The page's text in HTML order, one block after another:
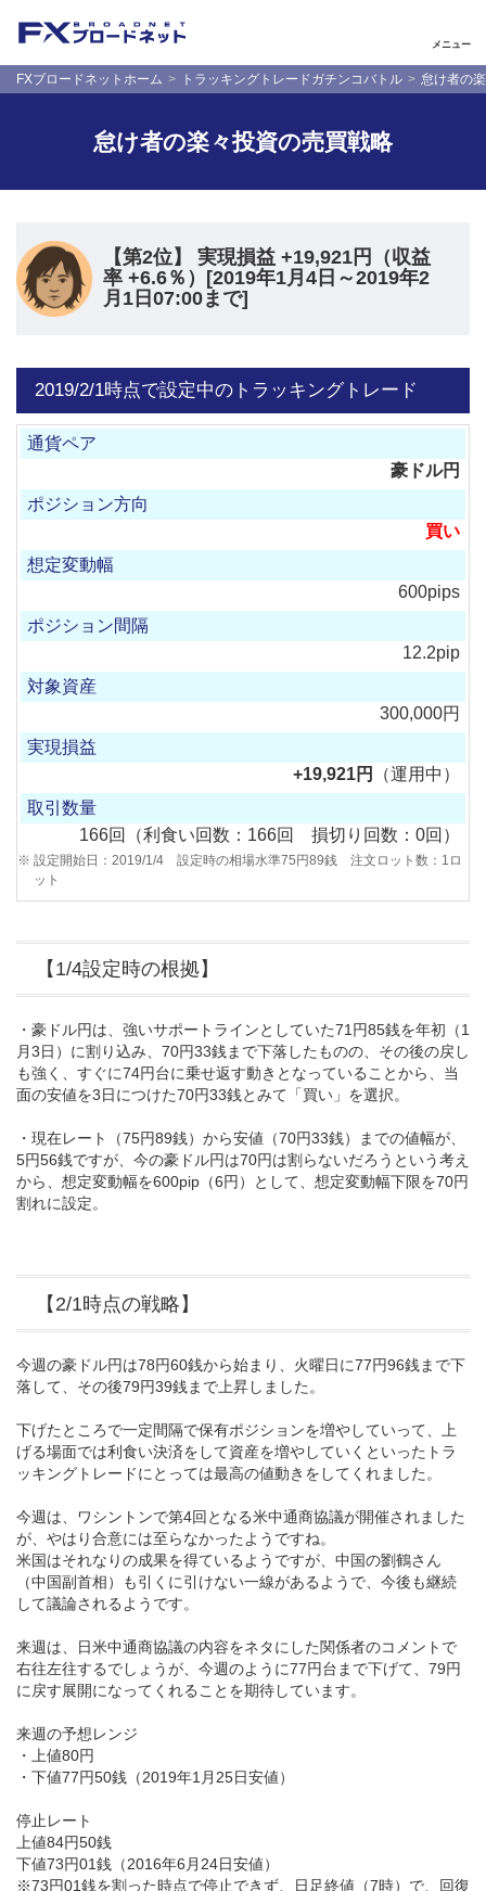
メニュー
FXブロードネットホーム トラッキングトレードガチンコバトル 怠け者の
怠け者の楽々投資の売買戦略
【第2位】 実現損益 +19,921円（収益
率 +6.6％）[2019年1月4日～2019年2
月1日07:00まで]
2019/2/1時点で設定中のトラッキングトレード
豪ドル円
買い
600pips
12.2pip
300,000円
+19,921円 （運用中）
166回（利食い回数：166回 損切り回数：0回）
設定開始日：2019/1/4 設定時の相場水準75円89銭 注文ロット数：1ロ
ット
【1/4設定時の根拠】
・豪ドル円は、強いサポートラインとしていた71円85銭を年初（1
月3日）に割り込み、70円33銭まで下落したものの、その後の戻し
も強く、すぐに74円台に乗せ返す動きとなっていることから、当
面の安値を3日につけた70円33銭とみて「買い」を選択。
・現在レート（75円89銭）から安値（70円33銭）までの値幅が、
5円56銭ですが、今の豪ドル円は70円は割らないだろうという考え
から、想定変動幅を600pip（6円）として、想定変動幅下限を70円
割れに設定。
【2/1時点の戦略】
今週の豪ドル円は78円60銭から始まり、火曜日に77円96銭まで下
落して、その後79円39銭まで上昇しました。
下げたところで一定間隔で保有ポジションを増やしていって、上
げる場面では利食い決済をして資産を増やしていくといったトラ
ッキングトレードにとっては最高の値動きをしてくれました。
今週は、ワシントンで第4回となる米中通商協議が開催されました
が、やはり合意には至らなかったようですね。
米国はそれなりの成果を得ているようですが、中国の劉鶴さん
（中国副首相）も引くに引けない一線があるようで、今後も継続
して議論されるようです。
来週は、日米中通商協議の内容をネタにした関係者のコメントで
右往左往するでしょうが、今週のように77円台まで下げて、79円
に戻す展開になってくれることを期待しています。
来週の予想レンジ
・上値80円
・下値77円50銭（2019年1月25日安値）
停止レート
上値84円50銭
下値73円01銭（2016年6月24日安値）
※73円01銭を割った時点で停止できず、日足終値（7時）で、回復